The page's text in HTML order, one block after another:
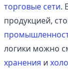
торговые сети.
продукцией,
логики можно
хранения и